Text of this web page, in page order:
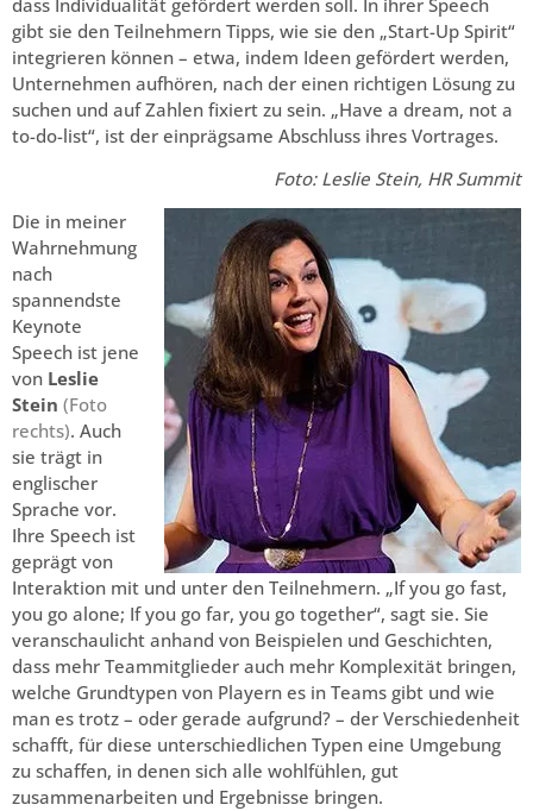
gibt sie den Teilnehmern Tipps, wie sie den „Start-Up Spirit“
integrieren können – etwa, indem Ideen gefördert werden,
Unternehmen aufhören, nach der einen richtigen Lösung zu
suchen und auf Zahlen fixiert zu sein. „Have a dream, not a
to-do-list“, ist der einprägsame Abschluss ihres Vortrages.
Foto: Leslie Stein, HR Summit
Die in meiner
Wahrnehmung
nach
spannendste
Keynote
Speech ist jene
von Leslie
Stein (Foto
rechts). Auch
sie trägt in
englischer
Sprache vor.
Ihre Speech ist
geprägt von
Interaktion mit und unter den Teilnehmern. „If you go fast,
you go alone; If you go far, you go together“, sagt sie. Sie
veranschaulicht anhand von Beispielen und Geschichten,
dass mehr Teammitglieder auch mehr Komplexität bringen,
welche Grundtypen von Playern es in Teams gibt und wie
man es trotz – oder gerade aufgrund? – der Verschiedenheit
schafft, für diese unterschiedlichen Typen eine Umgebung
zu schaffen, in denen sich alle wohlfühlen, gut
zusammenarbeiten und Ergebnisse bringen.